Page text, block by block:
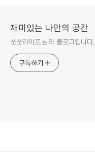
재미있는 나만의 공간
쏘쏘라이프 님의 블로그입니다.
구독하기